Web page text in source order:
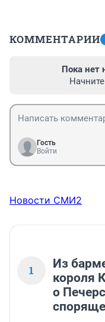
КОММЕНТАРИИ
Пока нет
Гость
Войти
Новости СМИ2
1
Из
короля
о